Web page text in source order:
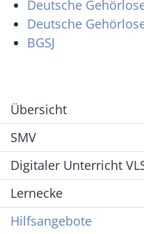
Deutsche
Deutsche
BGSJ
Übersicht
SMV
Digitaler Unterricht
Lernecke
Hilfsangebote